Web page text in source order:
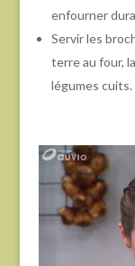
enfourner
Servir les
terre au four,
légumes cuits.